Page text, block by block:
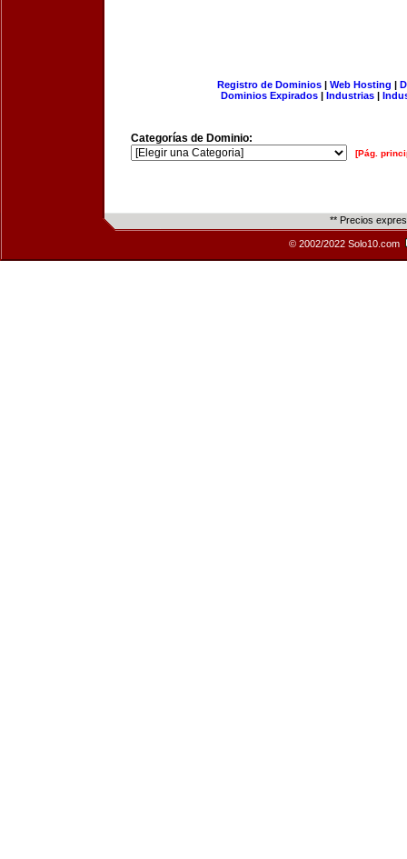
Registro de Dominios| Web Hosting |
Dominios Expirados | Industrias |
Categorías de Dominio:
[Pág.
** Precios
© 2002/2022 Solo10.com